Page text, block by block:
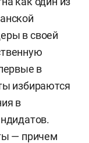
в своей
в
избираются
в
— причем